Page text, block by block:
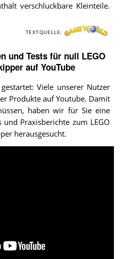
42035
verschluckbare Kleinteile.
TEXTQUELLE:
und Tests für null LEGO
auf YouTube
Viele unserer Nutzer
Produkte auf Youtube. Damit
haben wir für Sie eine
Praxisberichte zum LEGO
herausgesucht.